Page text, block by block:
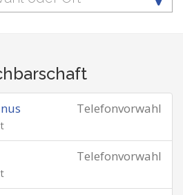
Telefonvorwahl
Telefonvorwahl